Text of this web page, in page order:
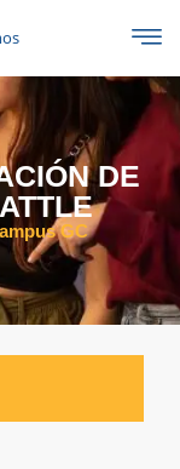
DE
GC